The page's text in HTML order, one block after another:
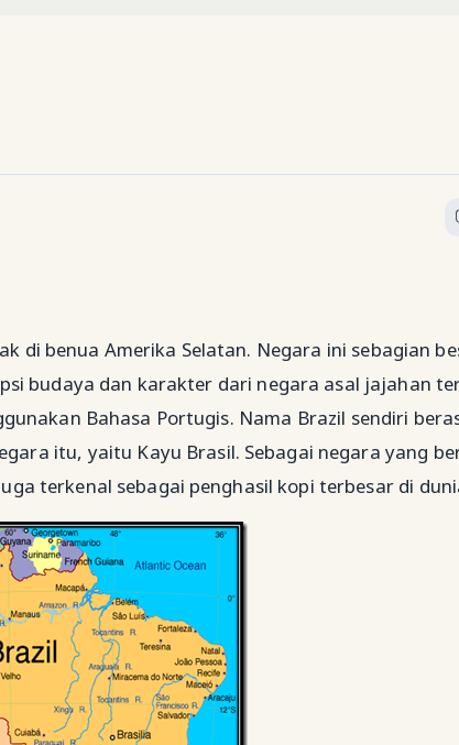
di benua Amerika Selatan. Negara ini sebagian
budaya dan karakter dari negara asal jajahan
Bahasa Portugis. Nama Brazil sendiri
itu, yaitu Kayu Brasil. Sebagai negara yang
terkenal sebagai penghasil kopi terbesar di